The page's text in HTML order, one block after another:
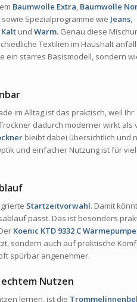
Baumwolle Extra, Baumwolle
sowie Spezialprogramme wie Jeans,
Kalt undWarm. Genau diese
Textilien im Haushalt
ein starres Basismodell, sondern
im Alltag ist das praktisch, weil Ihr
dadurch moderner wirkt als
bleibt dabei übersichtlich und
und einfacher Nutzung ist für
Startzeitvorwahl. Damit
passt. Das ist besonders
Koenic KTD 9332 C
sondern auch auf praktische
spürbar angenehmer.
Nutzen
lernen, ist die